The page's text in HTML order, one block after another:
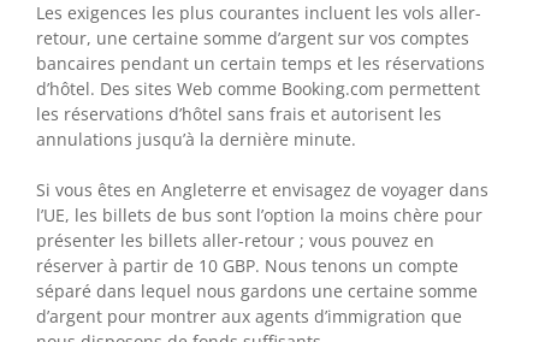
Les exigences les plus courantes incluent les vols aller-
retour, une certaine somme d’argent sur vos comptes
bancaires pendant un certain temps et les réservations
d’hôtel. Des sites Web comme Booking.com permettent
les réservations d’hôtel sans frais et autorisent les
annulations jusqu’à la dernière minute.
Si vous êtes en Angleterre et envisagez de voyager dans
l’UE, les billets de bus sont l’option la moins chère pour
présenter les billets aller-retour ; vous pouvez en
réserver à partir de 10 GBP. Nous tenons un compte
séparé dans lequel nous gardons une certaine somme
d’argent pour montrer aux agents d’immigration que